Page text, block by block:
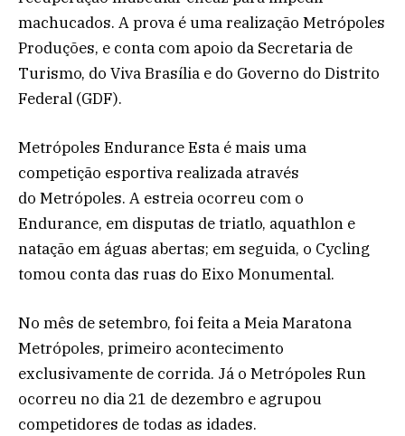
machucados. A prova é uma realização Metrópoles
Produções, e conta com apoio da Secretaria de
Turismo, do Viva Brasília e do Governo do Distrito
Federal (GDF).
Metrópoles Endurance Esta é mais uma
competição esportiva realizada através
do Metrópoles. A estreia ocorreu com o
Endurance, em disputas de triatlo, aquathlon e
natação em águas abertas; em seguida, o Cycling
tomou conta das ruas do Eixo Monumental.
No mês de setembro, foi feita a Meia Maratona
Metrópoles, primeiro acontecimento
exclusivamente de corrida. Já o Metrópoles Run
ocorreu no dia 21 de dezembro e agrupou
competidores de todas as idades.